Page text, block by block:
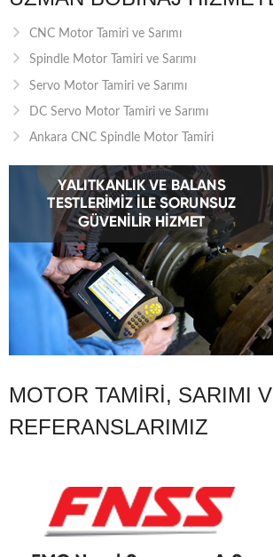
CNC Motor Tamiri ve Sarımı
Spindle Motor Tamiri ve Sarımı
Servo Motor Tamiri ve Sarımı
DC Servo Motor Tamiri ve Sarımı
Ankara CNC Spindle Motor Tamiri
MOTOR TAMIRI, SARIMI
REFERANSLARIMIZ